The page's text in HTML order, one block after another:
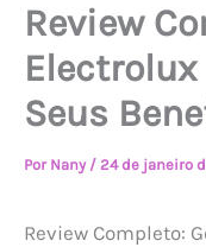
Review
Electrolux
Seus
Por Nany / 24 de janeiro
Review Completo: